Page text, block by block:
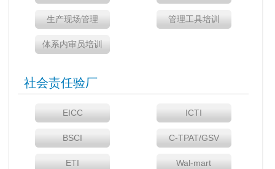
生产现场管理 管理工具培训
体系内审员培训
社会责任验厂
EICC ICTI
BSCI C-TPAT/GSV
ETI Wal-mart